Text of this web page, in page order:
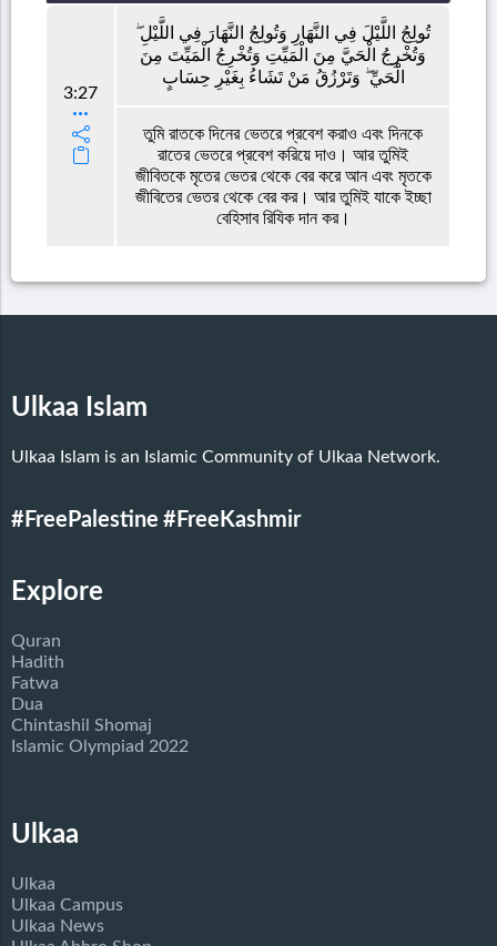
3:27
تُولِجُ اللَّيْلَ فِي النَّهَارِ وَتُولِجُ النَّهَارَ فِي اللَّيْلِ ۖ
وَتُخْرِجُ الْحَيَّ مِنَ الْمَيِّتِ وَتُخْرِجُ الْمَيِّتَ مِنَ
الْحَيِّ ۖ وَتَرْزُقُ مَنْ تَشَاءُ بِغَيْرِ حِسَابٍ
তুমি রাতকে দিনের ভেতরে প্রবেশ করাও এবং দিনকে
রাতের ভেতরে প্রবেশ করিয়ে দাও। আর তুমিই
জীবিতকে মৃতের ভেতর থেকে বের করে আন এবং মৃতকে
জীবিতের ভেতর থেকে বের কর। আর তুমিই যাকে ইচ্ছা
বেহিসাব রিযিক দান কর।
Ulkaa Islam
Ulkaa Islam is an Islamic Community of Ulkaa Network.
#FreePalestine #FreeKashmir
Explore
Quran
Hadith
Fatwa
Dua
Chintashil Shomaj
Islamic Olympiad 2022
Ulkaa
Ulkaa
Ulkaa Campus
Ulkaa News